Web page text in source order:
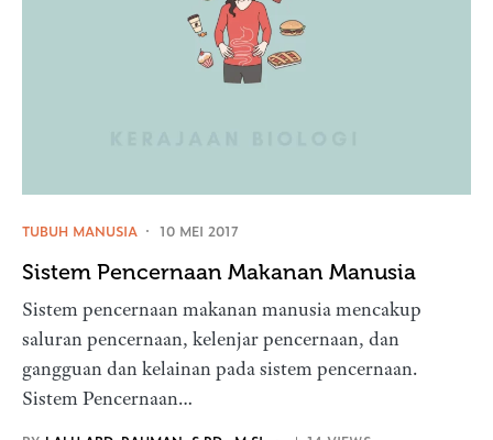
TUBUH MANUSIA 10 MEI 2017
Sistem Pencernaan Makanan Manusia
Sistem pencernaan makanan manusia mencakup
saluran pencernaan, kelenjar pencernaan, dan
gangguan dan kelainan pada sistem pencernaan.
Sistem Pencernaan…